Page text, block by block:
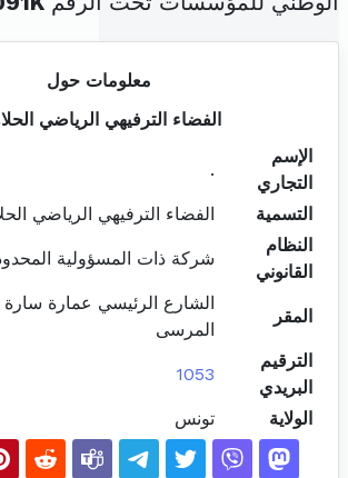
معلومات حول
الفضاء الترفيهي الرياضي
الإسم
التجاري
.
التسمية
الفضاء الترفيهي الرياضي
النظام
القانوني
شركة ذات المسؤولية
المقر
الشارع الرئيسي عمارة
المرسى
الترقيم
البريدي
1053
الولاية تونس